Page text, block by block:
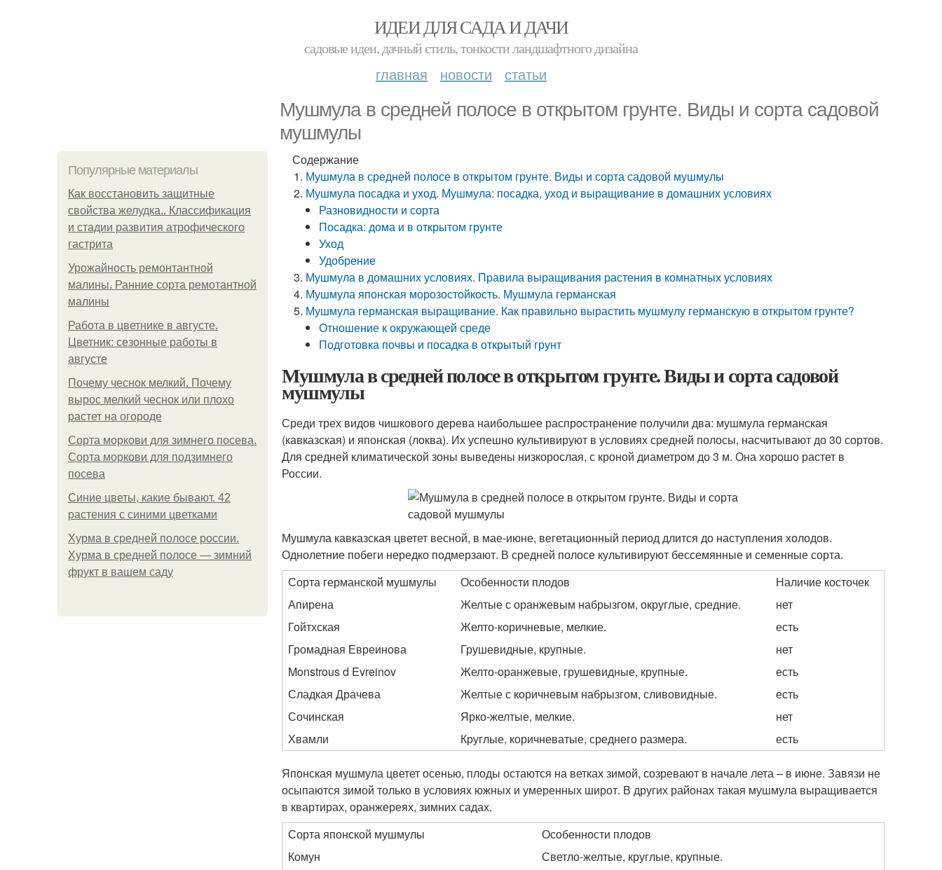
ИДЕИ ДЛЯ САДА И ДАЧИ
садовые идеи, дачный стиль, тонкости ландшафтного дизайна
главная новости статьи
Мушмула в средней полосе в открытом грунте. Виды и сорта садовой
мушмулы
Популярные материалы
Как восстановить защитные
свойства желудка.. Классификация
и стадии развития атрофического
гастрита
Урожайность ремонтантной
малины. Ранние сорта ремотантной
малины
Работа в цветнике в августе.
Цветник: сезонные работы в
августе
Почему чеснок мелкий. Почему
вырос мелкий чеснок или плохо
растет на огороде
Сорта моркови для зимнего посева.
Сорта моркови для подзимнего
посева
Синие цветы, какие бывают. 42
растения с синими цветками
Хурма в средней полосе россии.
Хурма в средней полосе — зимний
фрукт в вашем саду
Содержание
Мушмула в средней полосе в открытом грунте. Виды и сорта садовой мушмулы
Мушмула посадка и уход. Мушмула: посадка, уход и выращивание в домашних условиях
Разновидности и сорта
Посадка: дома и в открытом грунте
Уход
Удобрение
Мушмула в домашних условиях. Правила выращивания растения в комнатных условиях
Мушмула японская морозостойкость. Мушмула германская
Мушмула германская выращивание. Как правильно вырастить мушмулу германскую в открытом грунте?
Отношение к окружающей среде
Подготовка почвы и посадка в открытый грунт
Мушмула в средней полосе в открытом грунте. Виды и сорта садовой
мушмулы
Среди трех видов чишкового дерева наибольшее распространение получили два: мушмула германская
(кавказская) и японская (локва). Их успешно культивируют в условиях средней полосы, насчитывают до 30 сортов.
Для средней климатической зоны выведены низкорослая, с кроной диаметром до 3 м. Она хорошо растет в
России.
Мушмула кавказская цветет весной, в мае-июне, вегетационный период длится до наступления холодов.
Однолетние побеги нередко подмерзают. В средней полосе культивируют бессемянные и семенные сорта.
Сорта германской мушмулы
Особенности плодов
Наличие косточек
Апирена
Желтые с оранжевым набрызгом, округлые, средние.
нет
Гойтхская
Желто-коричневые, мелкие.
есть
Громадная Евреинова
Грушевидные, крупные.
нет
Monstrous d Evreinov
Желто-оранжевые, грушевидные, крупные.
есть
Сладкая Драчева
Желтые с коричневым набрызгом, сливовидные.
есть
Сочинская
Ярко-желтые, мелкие.
нет
Хвамли
Круглые, коричневатые, среднего размера. есть
Японская мушмула цветет осенью, плоды остаются на ветках зимой, созревают в начале лета – в июне. Завязи не
осыпаются зимой только в условиях южных и умеренных широт. В других районах такая мушмула выращивается
в квартирах, оранжереях, зимних садах.
Сорта японской мушмулы
Особенности плодов
Комун
Светло-желтые, круглые, крупные.